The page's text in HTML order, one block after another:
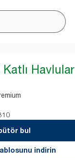
Katlı Havlular
bul
indirin